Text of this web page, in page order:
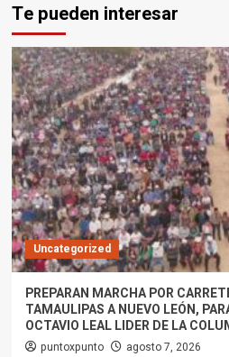
Te pueden interesar
Uncategorized
PREPARAN MARCHA POR
TAMAULIPAS A NUEVO LEÓN,
OCTAVIO LEAL LIDER DE LA
puntoxpunto agosto 7, 2026